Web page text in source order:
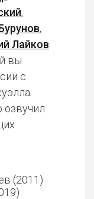
,
,
Лайков
вы
с
озвучил
(2011)